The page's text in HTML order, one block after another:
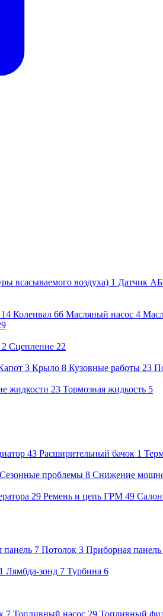
всасываемого воздуха) 1 Датчик
14 Коленвал 66 Масляный насос 4
2 Сцепление 22
3 Крыло 8 Кузовные работы 23
жидкости 23 Тормозная жидкость 5
43 Расширительный бачок 1
Сезонные проблемы 8 Снижение
29 Ремень и цепь ГРМ 49
панель 7 Потолок 3 Приборная панель
1 Лямбда-зонд 7 Турбина 6
7 Топливный насос 29 Топливный